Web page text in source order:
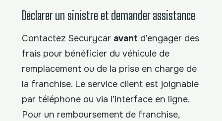
Déclarer un sinistre et demander assistance
Contactez Securycar avant d’engager des
frais pour bénéficier du véhicule de
remplacement ou de la prise en charge de
la franchise. Le service client est joignable
par téléphone ou via l’interface en ligne.
Pour un remboursement de franchise,